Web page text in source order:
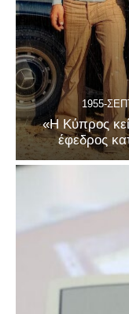
1955-
«Η Κύπρος
έφεδρος